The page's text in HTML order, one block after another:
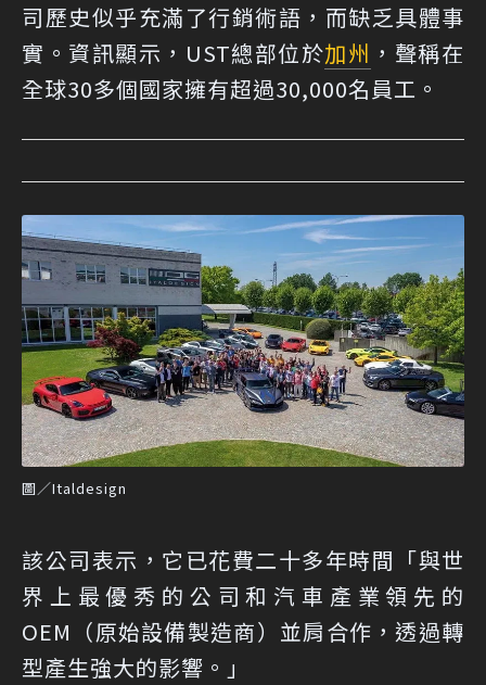
司歷史似乎充滿了行銷術語，而缺乏具體事
實。資訊顯示，UST總部位於加州 ，聲稱在
全球30多個國家擁有超過30,000名員工。
圖／Italdesign
該公司表示，它已花費二十多年時間「與世
界上最優秀的公司和汽車產業領先的
OEM（原始設備製造商）並肩合作，透過轉
型產生強大的影響。」